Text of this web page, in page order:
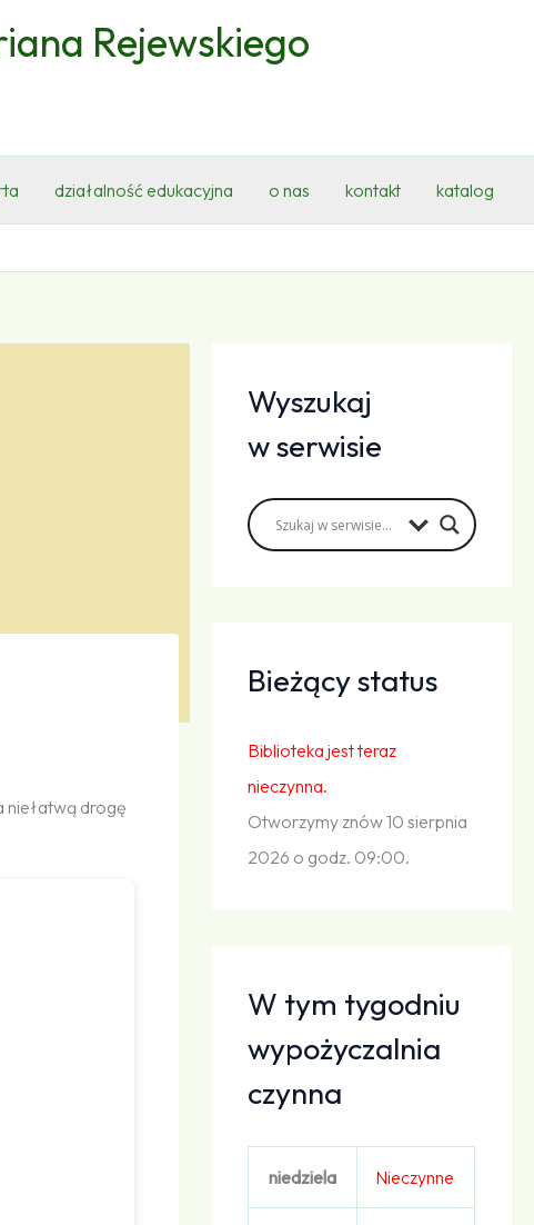
Rejewskiego
działalność edukacyjna o nas kontakt katalog
niełatwą drogę
Wyszukaj
w serwisie
Bieżący status
Biblioteka jest teraz
nieczynna.
Otworzymy znów 10 sierpnia
2026 o godz. 09:00.
W tym tygodniu
wypożyczalnia
czynna
niedziela Nieczynne